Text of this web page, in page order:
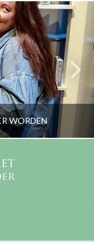
WORDEN